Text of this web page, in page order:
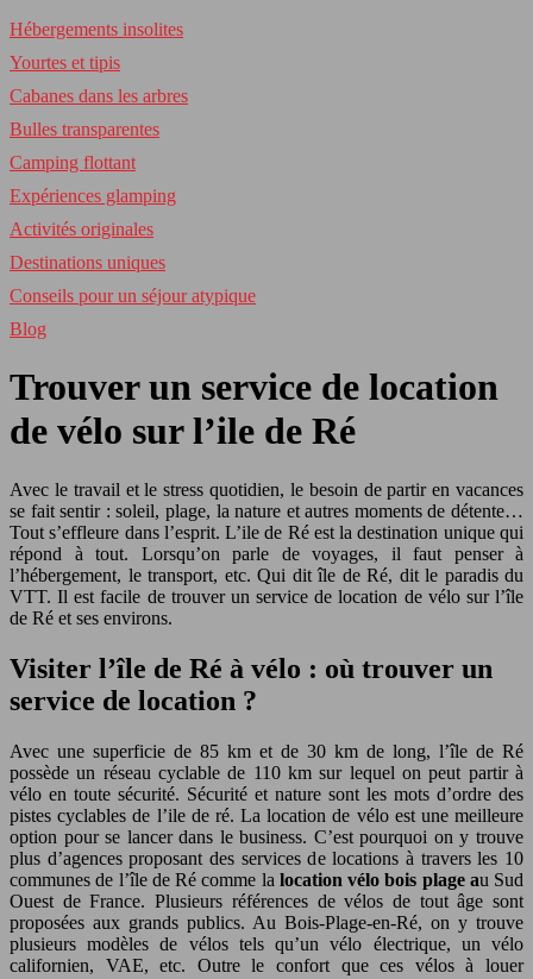
Hébergements insolites
Yourtes et tipis
Cabanes dans les arbres
Bulles transparentes
Camping flottant
Expériences glamping
Activités originales
Destinations uniques
Conseils pour un séjour atypique
Blog
Trouver un service de location
de vélo sur l’ile de Ré
Avec le travail et le stress quotidien, le besoin de partir en vacances
se fait sentir : soleil, plage, la nature et autres moments de détente…
Tout s’effleure dans l’esprit. L’ile de Ré est la destination unique qui
répond à tout. Lorsqu’on parle de voyages, il faut penser à
l’hébergement, le transport, etc. Qui dit île de Ré, dit le paradis du
VTT. Il est facile de trouver un service de location de vélo sur l’île
de Ré et ses environs.
Visiter l’île de Ré à vélo : où trouver un
service de location ?
Avec une superficie de 85 km et de 30 km de long, l’île de Ré
possède un réseau cyclable de 110 km sur lequel on peut partir à
vélo en toute sécurité. Sécurité et nature sont les mots d’ordre des
pistes cyclables de l’ile de ré. La location de vélo est une meilleure
option pour se lancer dans le business. C’est pourquoi on y trouve
plus d’agences proposant des services de locations à travers les 10
communes de l’île de Ré comme la location vélo bois plage au Sud
Ouest de France. Plusieurs références de vélos de tout âge sont
proposées aux grands publics. Au Bois-Plage-en-Ré, on y trouve
plusieurs modèles de vélos tels qu’un vélo électrique, un vélo
californien, VAE, etc. Outre le confort que ces vélos à louer